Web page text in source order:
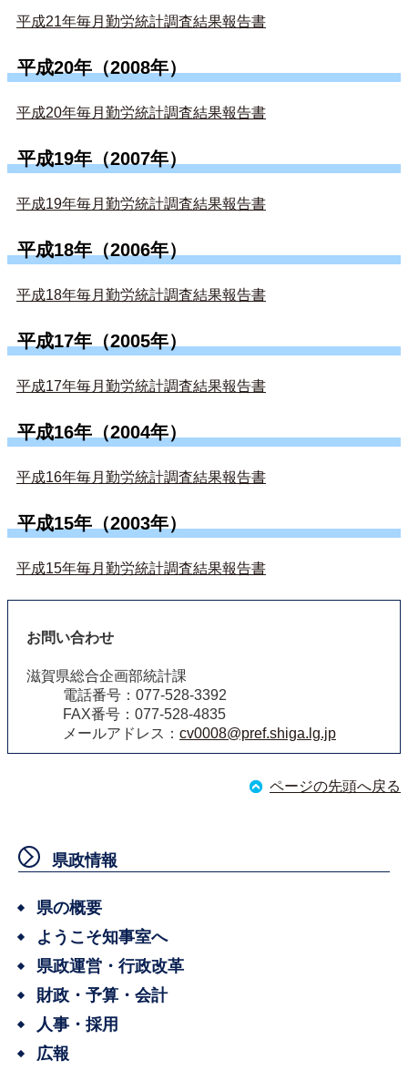
平成21年毎月勤労統計調査結果報告書
平成20年（2008年）
平成20年毎月勤労統計調査結果報告書
平成19年（2007年）
平成19年毎月勤労統計調査結果報告書
平成18年（2006年）
平成18年毎月勤労統計調査結果報告書
平成17年（2005年）
平成17年毎月勤労統計調査結果報告書
平成16年（2004年）
平成16年毎月勤労統計調査結果報告書
平成15年（2003年）
平成15年毎月勤労統計調査結果報告書
お問い合わせ
滋賀県総合企画部統計課
電話番号：077-528-3392
FAX番号：077-528-4835
メールアドレス： cv0008@pref.shiga.lg.jp
ページの先頭へ戻る
県政情報
県の概要
ようこそ知事室へ
県政運営・行政改革
財政・予算・会計
人事・採用
広報